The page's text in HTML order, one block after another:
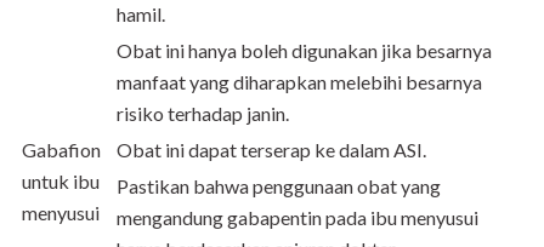
hamil.
Obat ini hanya boleh digunakan jika besarnya
manfaat yang diharapkan melebihi besarnya
risiko terhadap janin.
Gabafion
untuk ibu
menyusui
Obat ini dapat terserap ke dalam ASI.
Pastikan bahwa penggunaan obat yang
mengandung gabapentin pada ibu menyusui